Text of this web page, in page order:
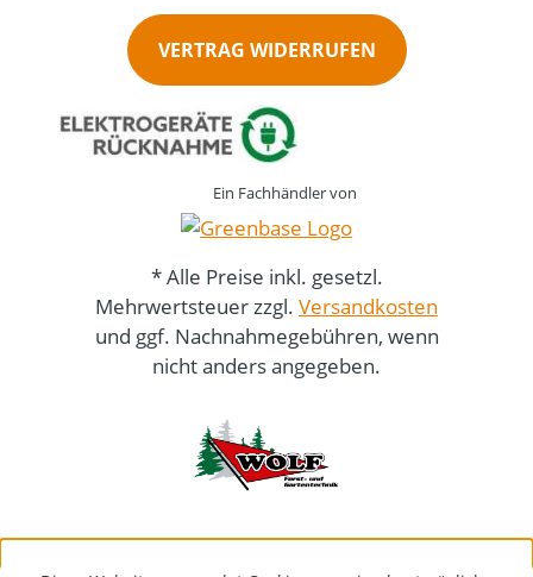
VERTRAG WIDERRUFEN
Ein Fachhändler von
* Alle Preise inkl. gesetzl.
Mehrwertsteuer zzgl. Versandkosten
und ggf. Nachnahmegebühren, wenn
nicht anders angegeben.